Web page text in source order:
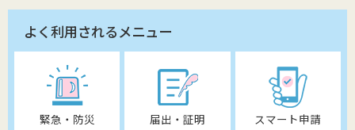
よく利用されるメニュー
緊急・防災 届出・証明 スマート申請